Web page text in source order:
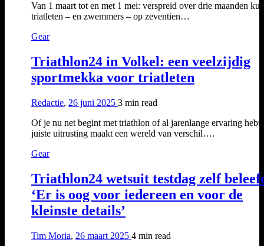
Van 1 maart tot en met 1 mei: verspreid over drie maanden
triatleten – en zwemmers – op zeventien…
Gear
Triathlon24 in Volkel: een veelzijdig
sportmekka voor triatleten
Redactie, 26 juni 2025 3 min read
Of je nu net begint met triathlon of al jarenlange ervaring
juiste uitrusting maakt een wereld van verschil….
Gear
Triathlon24 wetsuit testdag zelf
‘Er is oog voor iedereen en voor de
kleinste details’
Tim Moria, 26 maart 2025 4 min read